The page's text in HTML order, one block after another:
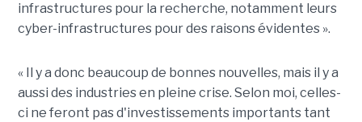
infrastructures pour la recherche, notamment leurs
cyber-infrastructures pour des raisons évidentes ».
« Il y a donc beaucoup de bonnes nouvelles, mais il y a
aussi des industries en pleine crise. Selon moi, celles-
ci ne feront pas d'investissements importants tant